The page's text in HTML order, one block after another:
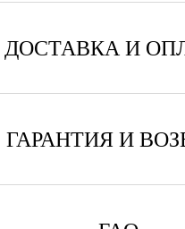
ДОСТАВКА И
ГАРАНТИЯ И